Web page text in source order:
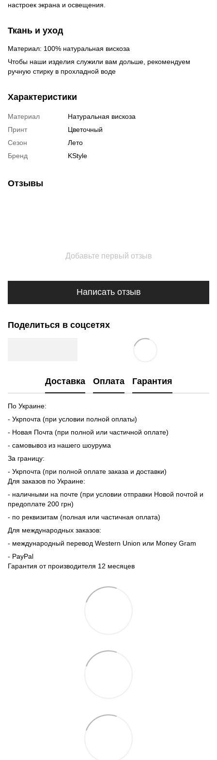
настроек экрана и освещения.
Ткань и уход
Материал: 100% натуральная вискоза
Чтобы наши изделия служили вам дольше, рекомендуем
ручную стирку в прохладной воде
Характеристики
Материал
Натуральная вискоза
Принт
Цветочный
Сезон
Лето
Бренд
KStyle
Отзывы
Добавьте первый отзыв
Написать отзыв
Поделиться в соцсетях
Доставка Оплата Гарантия
По Украине:
- Укрпочта (при условии полной оплаты)
- Новая Почта (при полной или частичной оплате)
- самовывоз из нашего шоурума
За границу:
- Укрпочта (при полной оплате заказа и доставки)
Для заказов по Украине:
- наличными на почте (при условии отправки Новой почтой и
предоплате 200 грн)
- по реквизитам (полная или частичная оплата)
Для международных заказов:
- международный перевод Western Union или Money Gram
- PayPal
Гарантия от производителя 12 месяцев